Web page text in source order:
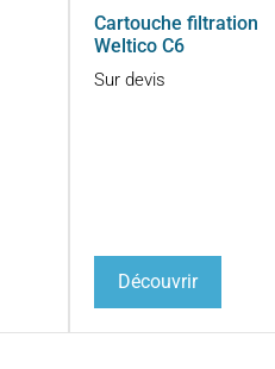
Cartouche filtration
Weltico C6
Sur devis
Découvrir